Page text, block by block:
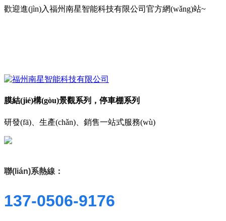
歡迎進(jìn)入福州南星智能科技有限公司官方網(wǎng)站~
膜結(jié)構(gòu)景觀系列，停車棚系列
研發(fā)、生產(chǎn)、銷售一站式服務(wù)
聯(lián)系熱線：
137-0506-9176